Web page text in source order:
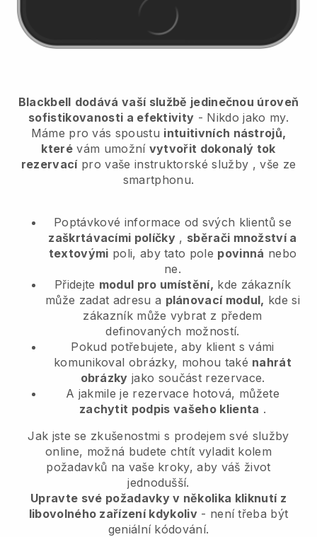
Blackbell dodává vaší službě jedinečnou úroveň
sofistikovanosti a efektivity - Nikdo jako my.
Máme pro vás spoustu intuitivních nástrojů,
které vám umožní vytvořit dokonalý tok
rezervací pro vaše instruktorské služby , vše ze
smartphonu.
Poptávkové informace od svých klientů se
zaškrtávacími políčky , sběrači množství a
textovými poli, aby tato pole povinná nebo
ne.
Přidejte modul pro umístění, kde zákazník
může zadat adresu a plánovací modul, kde si
zákazník může vybrat z předem
definovaných možností.
Pokud potřebujete, aby klient s vámi
komunikoval obrázky, mohou také nahrát
obrázky jako součást rezervace.
A jakmile je rezervace hotová, můžete
zachytit podpis vašeho klienta .
Jak jste se zkušenostmi s prodejem své služby
online, možná budete chtít vyladit kolem
požadavků na vaše kroky, aby váš život
jednodušší.
Upravte své požadavky v několika kliknutí z
libovolného zařízení kdykoliv- není třeba být
geniální kódování.